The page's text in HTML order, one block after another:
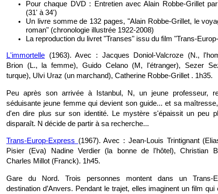
Pour chaque DVD : Entretien avec Alain Robbe-Grillet
(31' à 34')
Un livre somme de 132 pages, "Alain Robbe-Grillet, le
roman" (chronologie illustrée 1922-2008)
La reproduction du livret "Transes" issu du film "Trans-
L'immortelle (1963). Avec : Jacques Doniol-Valcroze (N.,
Brion (L., la femme), Guido Celano (M, l'étranger), Sezer
turque), Ulvi Uraz (un marchand), Catherine Robbe-Grillet . 1h35.
Peu après son arrivée à Istanbul, N, un jeune professeur,
séduisante jeune femme qui devient son guide... et sa
d'en dire plus sur son identité. Le mystère s'épaissit un peu
disparaît. N décide de partir à sa recherche...
Trans-Europ-Express (1967). Avec : Jean-Louis Trintignant
Pisier (Eva) Nadine Verdier (la bonne de l'hôtel), Christian
Charles Millot (Franck). 1h45.
Gare du Nord. Trois personnes montent dans un Trans-
destination d’Anvers. Pendant le trajet, elles imaginent un film